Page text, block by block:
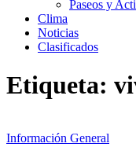
Paseos y
Clima
Noticias
Clasificados
Etiqueta:
Información General